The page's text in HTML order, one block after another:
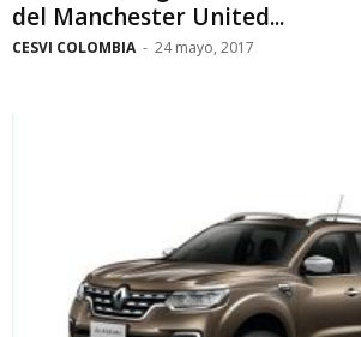
del Manchester United...
CESVI COLOMBIA - 24 mayo, 2017